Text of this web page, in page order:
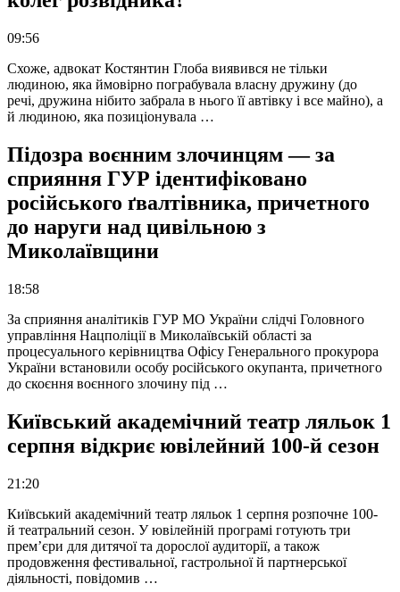
09:56
Схоже, адвокат Костянтин Глоба виявився не тільки
людиною, яка ймовірно пограбувала власну дружину (до
речі, дружина нібито забрала в нього її автівку і все майно), а
й людиною, яка позиціонувала …
Підозра воєнним злочинцям — за
сприяння ГУР ідентифіковано
російського ґвалтівника, причетного
до наруги над цивільною з
Миколаївщини
18:58
За сприяння аналітиків ГУР МО України слідчі Головного
управління Нацполіції в Миколаївській області за
процесуального керівництва Офісу Генерального прокурора
України встановили особу російського окупанта, причетного
до скоєння воєнного злочину під …
Київський академічний театр ляльок 1
серпня відкриє ювілейний 100-й сезон
21:20
Київський академічний театр ляльок 1 серпня розпочне 100-
й театральний сезон. У ювілейній програмі готують три
прем’єри для дитячої та дорослої аудиторії, а також
продовження фестивальної, гастрольної й партнерської
діяльності, повідомив …